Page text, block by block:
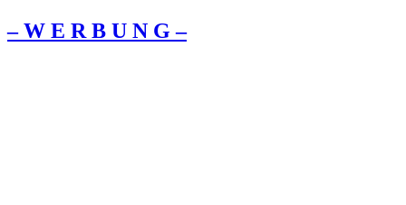
– W Ε R Β U Ν G –